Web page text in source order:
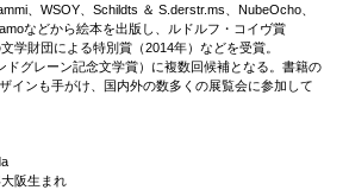
、WSOY、Schildts ＆ S.derstr.ms、NubeOcho、
などから絵本を出版し、ルドルフ・コイヴ賞
学財団による特別賞（2014年）などを受賞。
ドグレーン記念文学賞）に複数回候補となる。書籍の
インも手がけ、国内外の数多くの展覧会に参加して
阪生まれ